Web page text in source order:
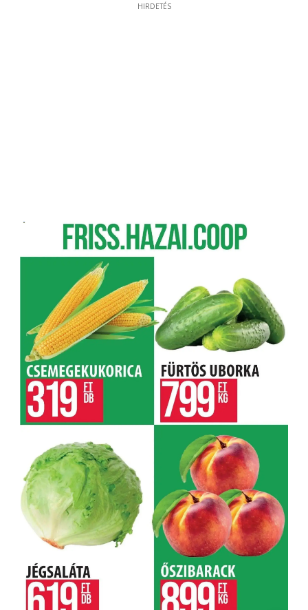
HIRDETÉS